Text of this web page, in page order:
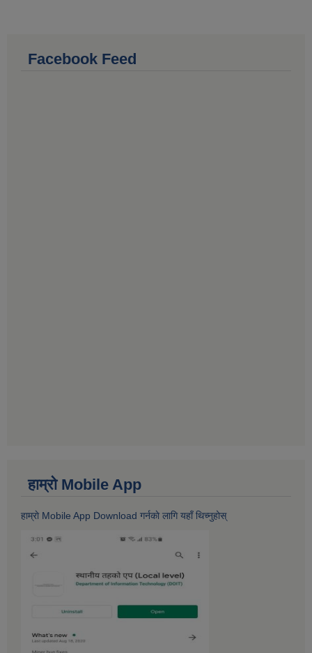
Facebook Feed
हाम्राे Mobile App
हाम्राे Mobile App Download गर्नकाे लागि यहाँ थिच्नुहोस्‌